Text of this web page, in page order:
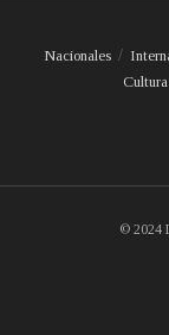
Nacionales
Cultura
© 2024